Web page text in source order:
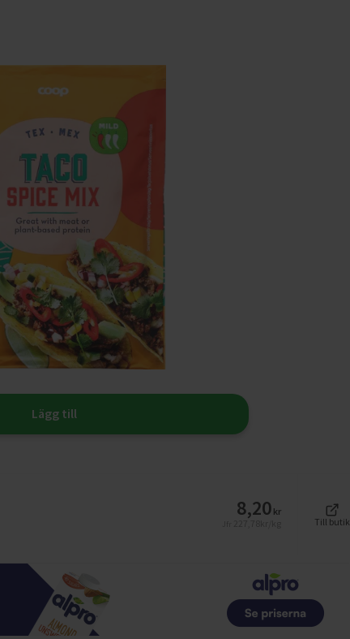
Lägg till
8,20 kr
Till butik